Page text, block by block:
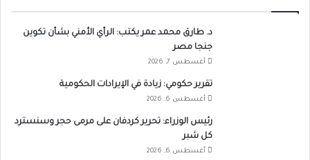
د. طارق محمد عمر يكتب: الرأي الأمني بشأن تكوين
جنجا مصر
أغسطس 7, 2026
تقرير حكومي: زيادة في الإيرادات الحكومية
أغسطس 6, 2026
رئيس الوزراء: تحرير كردفان على مرمى حجر وسنسترد
كل شبر
أغسطس 6, 2026